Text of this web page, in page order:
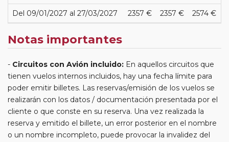
Del 09/01/2027 al 27/03/2027 2357 € 2357 € 2574 €
Notas importantes
Circuitos con Avión incluido: En aquellos circuitos que
tienen vuelos internos incluidos, hay una fecha límite para
poder emitir billetes. Las reservas/emisión de los vuelos se
realizarán con los datos / documentación presentada por el
cliente o que conste en su reserva. Una vez realizada la
reserva y emitido el billete, un error posterior en el nombre
o un nombre incompleto, puede provocar la invalidez del